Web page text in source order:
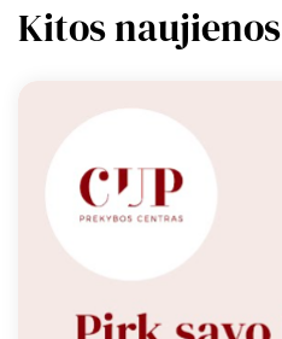
Kitos naujienos